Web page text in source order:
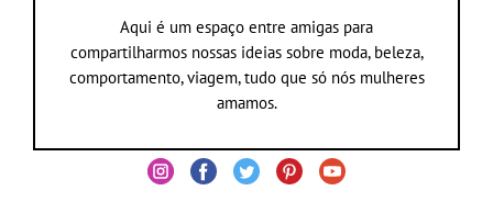
Aqui é um espaço entre amigas para
compartilharmos nossas ideias sobre moda, beleza,
comportamento, viagem, tudo que só nós mulheres
amamos.